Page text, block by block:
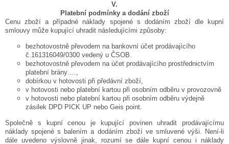
V.
Platební podmínky a dodání zboží
Cenu zboží a případné náklady spojené s dodáním zboží dle kupní
smlouvy může kupující uhradit následujícími způsoby:
bezhotovostně převodem na bankovní účet prodávajícího
č.161316049/0300 vedený u ČSOB.
bezhotovostně převodem na účet prodávajícího prostřednictvím
platební brány….,
dobírkou v hotovosti při předávní zboží,
v hotovosti nebo platební kartou při osobním odběru v provozovně
v hotovosti nebo platební kartou při osobním odběru výdejně
zásilek DPD PICK UP nebo Geis point.
Společně s kupní cenou je kupující povinen uhradit prodávajícímu
náklady spojené s balením a dodáním zboží ve smluvené výši. Není-li
dále uvedeno výslovně jinak, rozumí se dále kupní cenou i náklady